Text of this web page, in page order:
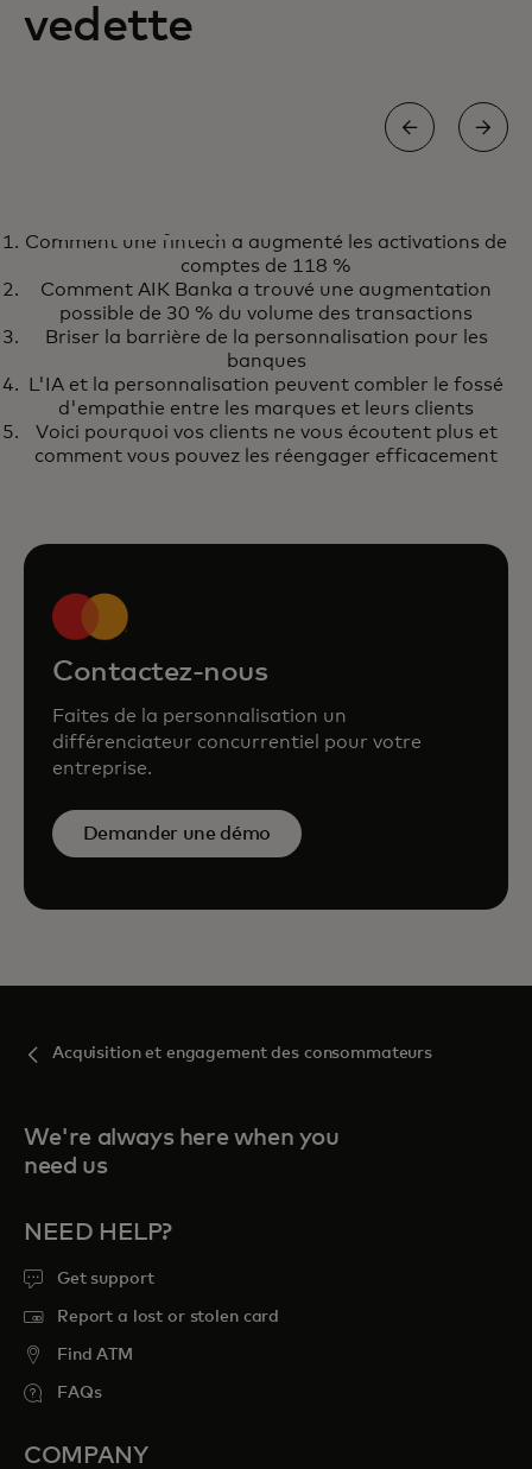
vedette
Découvrez comment notre
logiciel de personnalisation aide
à renforcer la fidélité des clients
En savoir plus
Comment une fintech a augmenté les activations de
comptes de 118 %
Comment AIK Banka a trouvé une augmentation
possible de 30 % du volume des transactions
Briser la barrière de la personnalisation pour les
banques
L'IA et la personnalisation peuvent combler le fossé
d'empathie entre les marques et leurs clients
Voici pourquoi vos clients ne vous écoutent plus et
comment vous pouvez les réengager efficacement
Contactez-nous
Faites de la personnalisation un
différenciateur concurrentiel pour votre
entreprise.
Demander une démo
Acquisition et engagement des consommateurs
We're always here when you
need us
NEED HELP?
Get support
Report a lost or stolen card
Find ATM
FAQs
COMPANY